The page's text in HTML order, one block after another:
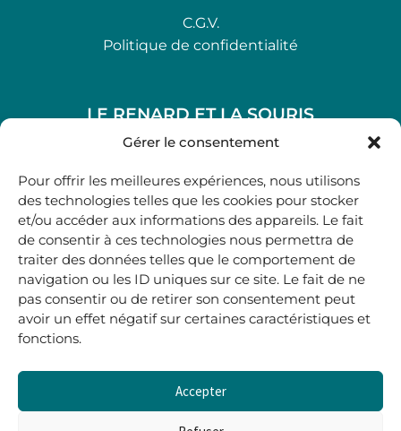
Gérer le consentement
Pour offrir les meilleures expériences, nous utilisons
des technologies telles que les cookies pour stocker
et/ou accéder aux informations des appareils. Le fait
de consentir à ces technologies nous permettra de
traiter des données telles que le comportement de
navigation ou les ID uniques sur ce site. Le fait de ne
pas consentir ou de retirer son consentement peut
avoir un effet négatif sur certaines caractéristiques et
fonctions.
Accepter
C.G.V.
Politique de confidentialité
LE RENARD ET LA SOURIS
48, rue Maubec 33210 LANGON
05 40 41 37 18
.
MARDI AU SAMEDI
10H00-12H45 | 14H00 -19H00
boutique@lerenardetlasouris.com